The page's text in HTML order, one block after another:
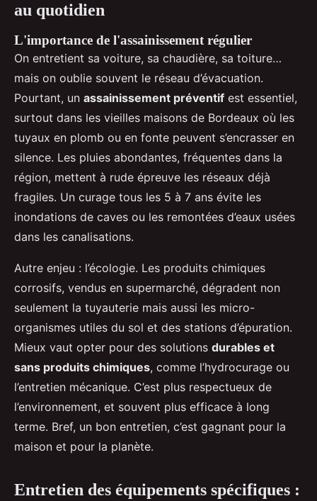
au quotidien
L'importance de l'assainissement régulier
On entretient sa voiture, sa chaudière, sa toiture…
mais on oublie souvent le réseau d’évacuation.
Pourtant, un assainissement préventif est essentiel,
surtout dans les vieilles maisons de Bordeaux où les
tuyaux en plomb ou en fonte peuvent s’encrasser en
silence. Les pluies abondantes, fréquentes dans la
région, mettent à rude épreuve les réseaux déjà
fragiles. Un curage tous les 5 à 7 ans évite les
inondations de caves ou les remontées d’eaux usées
dans les canalisations.
Autre enjeu : l’écologie. Les produits chimiques
corrosifs, vendus en supermarché, dégradent non
seulement la tuyauterie mais aussi les micro-
organismes utiles du sol et des stations d’épuration.
Mieux vaut opter pour des solutions durables et
sans produits chimiques, comme l’hydrocurage ou
l’entretien mécanique. C’est plus respectueux de
l’environnement, et souvent plus efficace à long
terme. Bref, un bon entretien, c’est gagnant pour la
maison et pour la planète.
Entretien des équipements spécifiques :